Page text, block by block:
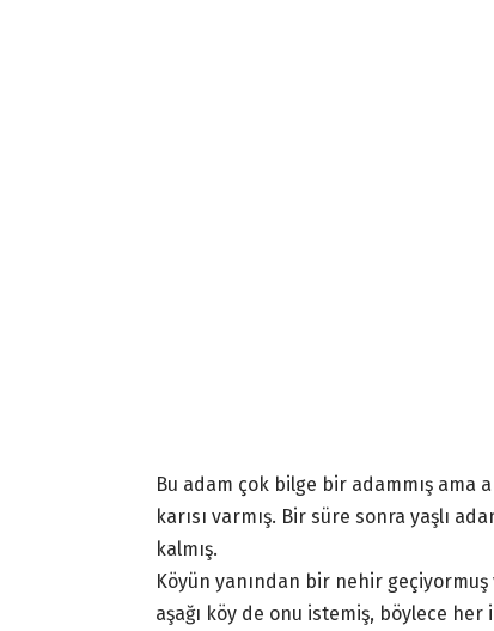
Bu adam çok bilge bir adammış ama
karısı varmış. Bir süre sonra yaşlı
kalmış.
Köyün yanından bir nehir
aşağı köy de onu istemiş, böylece